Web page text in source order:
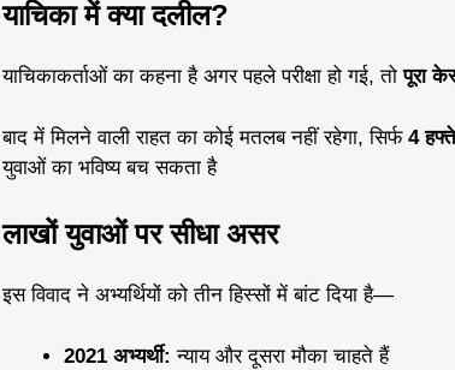
याचिका में क्या दलील?
याचिकाकर्ताओं का कहना है अगर पहले परीक्षा हो गई, तोपूरा
बाद में मिलने वाली राहत का कोई मतलब नहीं रहेगा, सिर्फ 4
युवाओं का भविष्य बच सकता है
लाखों युवाओं पर सीधा असर
इस विवाद ने अभ्यर्थियों को तीन हिस्सों में बांट दिया है—
2021 अभ्यर्थी: न्याय और दूसरा मौका चाहते हैं